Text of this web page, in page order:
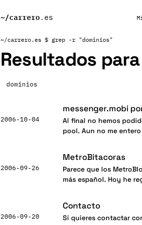
~/carrero.es
~/carrero.es $ grep -r "dominios"
Resultados
2006-10-04
messenger.mobi
Al final no hemos
pool. Aun no me
2006-09-26
MetroBitacoras
Parece que los
más español. Hoy he
2006-09-20
Contacto
Si quieres contactar